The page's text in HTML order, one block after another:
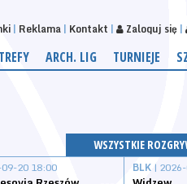
Reklama Kontakt Zaloguj się
ARCH. LIG TURNIEJE
WSZYSTKIE
20 18:00 BLK | 2026-